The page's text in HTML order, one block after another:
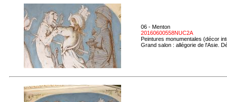
06 - Menton
20160600558NUC2A
Peintures monumentales (décor
Grand salon : allégorie de l'Asie.